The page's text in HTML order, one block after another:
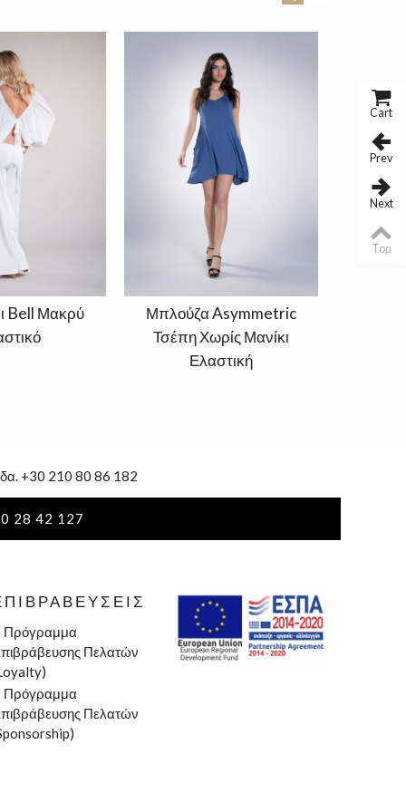
Bell Μακρύ
Μπλούζα Asymmetric
Τσέπη Χωρίς Μανίκι
Ελαστική
+30 210 80 86 182
28 42 127
Πρόγραμμα
Πελατών
Πρόγραμμα
Πελατών
Cart
Prev
Next
Top